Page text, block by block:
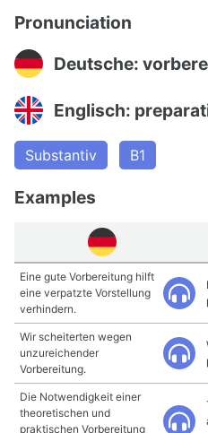
Pronunciation
Deutsche:
Englisch:
Substantiv B1
Examples
Eine gute Vorbereitung hilft
eine verpatzte Vorstellung
verhindern.
Wir scheiterten wegen
unzureichender
Vorbereitung.
Die Notwendigkeit einer
theoretischen und
praktischen Vorbereitung